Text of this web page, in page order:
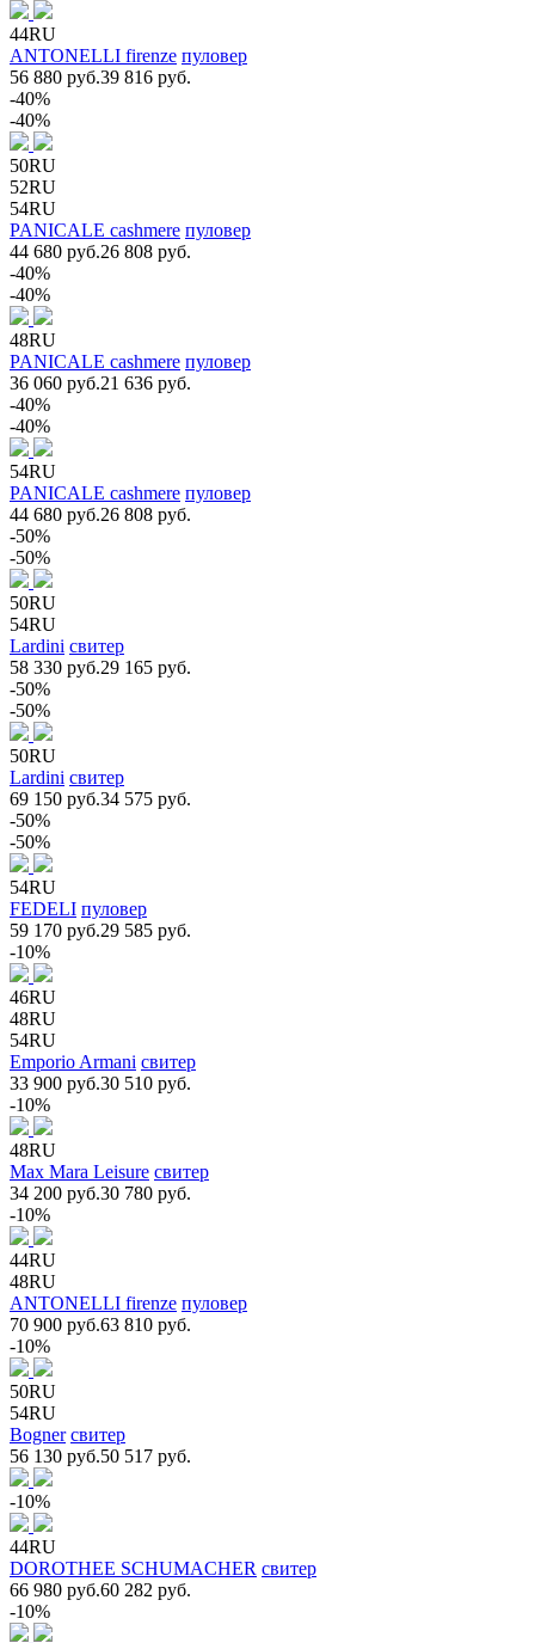
44RU
ANTONELLI firenze пуловер
56 880 руб.39 816 руб.
-40%
-40%
50RU
52RU
54RU
PANICALE cashmere пуловер
44 680 руб.26 808 руб.
-40%
-40%
48RU
PANICALE cashmere пуловер
36 060 руб.21 636 руб.
-40%
-40%
54RU
PANICALE cashmere пуловер
44 680 руб.26 808 руб.
-50%
-50%
50RU
54RU
Lardini свитер
58 330 руб.29 165 руб.
-50%
-50%
50RU
Lardini свитер
69 150 руб.34 575 руб.
-50%
-50%
54RU
FEDELI пуловер
59 170 руб.29 585 руб.
-10%
46RU
48RU
54RU
Emporio Armani свитер
33 900 руб.30 510 руб.
-10%
48RU
Max Mara Leisure свитер
34 200 руб.30 780 руб.
-10%
44RU
48RU
ANTONELLI firenze пуловер
70 900 руб.63 810 руб.
-10%
50RU
54RU
Bogner свитер
56 130 руб.50 517 руб.
-10%
44RU
DOROTHEE SCHUMACHER свитер
66 980 руб.60 282 руб.
-10%